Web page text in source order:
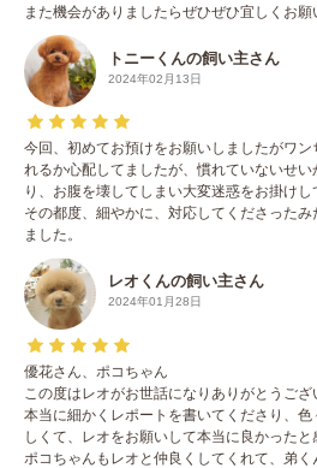
また機会がありましたらぜひぜひ宜しくお願
トニーくんの飼い主さん
2024年02月13日
今回、初めてお預けをお願いしましたがワ
れるか心配してましたが、慣れていないせ
り、お腹を壊してしまい大変迷惑をお掛けし
その都度、細やかに、対応してくださった
ました。
レオくんの飼い主さん
2024年01月28日
優花さん、ポコちゃん
この度はレオがお世話になりありがとうござ
本当に細かくレポートを書いてくださり、
しくて、レオをお願いして本当に良かったと
ポコちゃんもレオと仲良くしてくれて、弟